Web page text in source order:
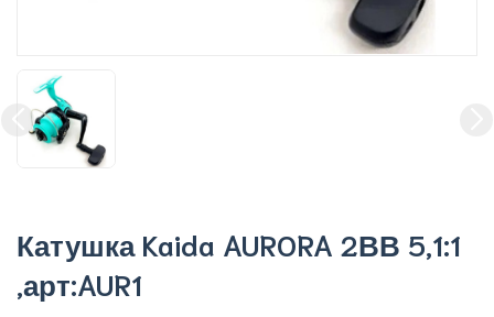
Катушка Kaida AURORA 2ВВ 5,1:1
,арт:AUR1